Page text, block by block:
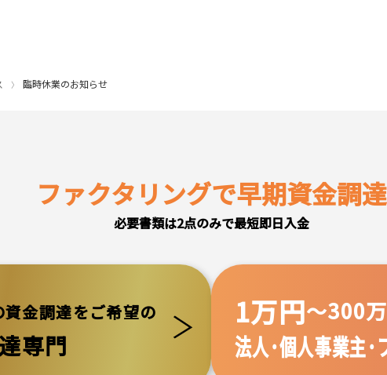
臨時休業のお知らせ
ファクタリングで早期資金調達
必要書類は2点のみで最短即日入金
資金調達をご希望の
専門
1万円～300
法人･個人事業主･